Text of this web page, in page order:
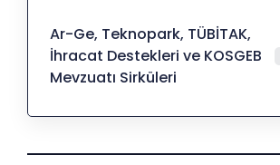
Ar-Ge, Teknopark, TÜBİTAK,
İhracat Destekleri ve KOSGEB
Mevzuatı Sirküleri